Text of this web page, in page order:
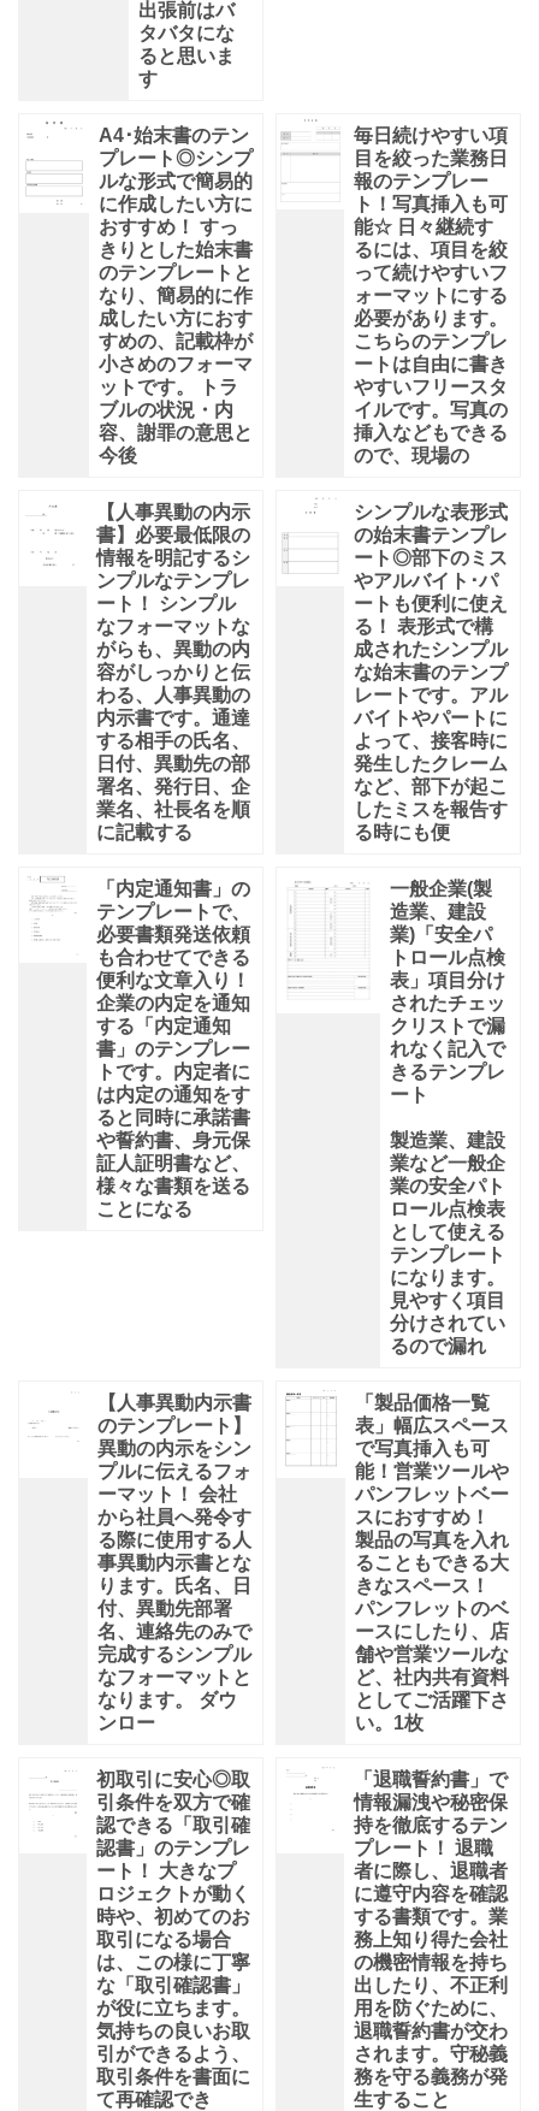
出張前はバ
タバタにな
ると思いま
す
A4･始末書のテン
プレート◎シンプ
ルな形式で簡易的
に作成したい方に
おすすめ！ すっ
きりとした始末書
のテンプレートと
なり、簡易的に作
成したい方におす
すめの、記載枠が
小さめのフォーマ
ットです。 トラ
ブルの状況・内
容、謝罪の意思と
今後
毎日続けやすい項
目を絞った業務日
報のテンプレー
ト！写真挿入も可
能☆ 日々継続す
るには、項目を絞
って続けやすいフ
ォーマットにする
必要があります。
こちらのテンプレ
ートは自由に書き
やすいフリースタ
イルです。写真の
挿入などもできる
ので、現場の
【人事異動の内示
書】必要最低限の
情報を明記するシ
ンプルなテンプレ
ート！ シンプル
なフォーマットな
がらも、異動の内
容がしっかりと伝
わる、人事異動の
内示書です。通達
する相手の氏名、
日付、異動先の部
署名、発行日、企
業名、社長名を順
に記載する
シンプルな表形式
の始末書テンプレ
ート◎部下のミス
やアルバイト･パ
ートも便利に使え
る！ 表形式で構
成されたシンプル
な始末書のテンプ
レートです。アル
バイトやパートに
よって、接客時に
発生したクレーム
など、部下が起こ
したミスを報告す
る時にも便
「内定通知書」の
テンプレートで、
必要書類発送依頼
も合わせてできる
便利な文章入り！
企業の内定を通知
する「内定通知
書」のテンプレー
トです。内定者に
は内定の通知をす
ると同時に承諾書
や誓約書、身元保
証人証明書など、
様々な書類を送る
ことになる
一般企業(製
造業、建設
業)「安全パ
トロール点検
表」項目分け
されたチェッ
クリストで漏
れなく記入で
きるテンプレ
ート
製造業、建設
業など一般企
業の安全パト
ロール点検表
として使える
テンプレート
になります。
見やすく項目
分けされてい
るので漏れ
【人事異動内示書
のテンプレート】
異動の内示をシン
プルに伝えるフォ
ーマット！ 会社
から社員へ発令す
る際に使用する人
事異動内示書とな
ります。氏名、日
付、異動先部署
名、連絡先のみで
完成するシンプル
なフォーマットと
なります。 ダウ
ンロー
「製品価格一覧
表」幅広スペース
で写真挿入も可
能！営業ツールや
パンフレットベー
スにおすすめ！
製品の写真を入れ
ることもできる大
きなスペース！
パンフレットのベ
ースにしたり、店
舗や営業ツールな
ど、社内共有資料
としてご活躍下さ
い。1枚
初取引に安心◎取
引条件を双方で確
認できる「取引確
認書」のテンプレ
ート！ 大きなプ
ロジェクトが動く
時や、初めてのお
取引になる場合
は、この様に丁寧
な「取引確認書」
が役に立ちます。
気持ちの良いお取
引ができるよう、
取引条件を書面に
て再確認でき
「退職誓約書」で
情報漏洩や秘密保
持を徹底するテン
プレート！ 退職
者に際し、退職者
に遵守内容を確認
する書類です。業
務上知り得た会社
の機密情報を持ち
出したり、不正利
用を防ぐために、
退職誓約書が交わ
されます。守秘義
務を守る義務が発
生すること